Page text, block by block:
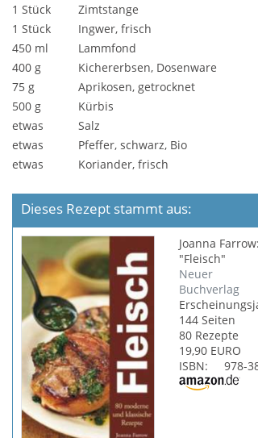
1 Stück
Zimtstange
1 Stück
Ingwer, frisch
450 ml
Lammfond
400 g
Kichererbsen, Dosenware
75 g
Aprikosen, getrocknet
500 g
Kürbis
etwas
Salz
etwas
Pfeffer, schwarz, Bio
etwas
Koriander, frisch
Dieses Rezept stammt aus:
Joanna Farrow:
"Fleisch"
Neuer
Buchverlag
144 Seiten
80 Rezepte
19,90 EURO
ISBN: 978-